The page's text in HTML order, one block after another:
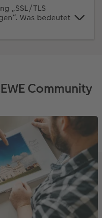
„SSL/TLS
Was bedeutet
Community